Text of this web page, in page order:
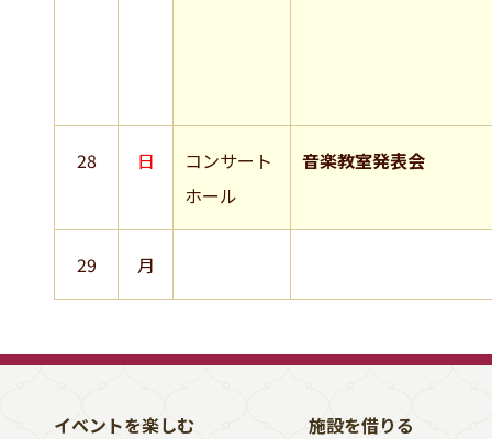
28 日
コンサート
ホール
音楽教室発表会
29 月
イベントを楽しむ 施設を借りる